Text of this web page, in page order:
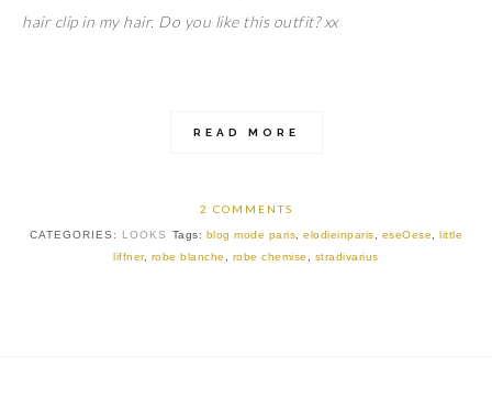
hair clip in my hair. Do you like this outfit? xx
READ MORE
2 COMMENTS
CATEGORIES: LOOKS Tags: blog mode paris,elodieinparis, eseOese,
little
liffner, robe blanche , robe chemise , stradivarius